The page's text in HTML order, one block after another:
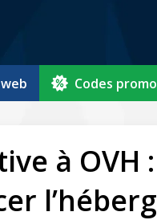
Codes promo
à OVH